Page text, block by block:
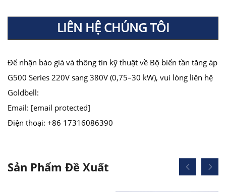
LIÊN HỆ CHÚNG TÔI
Để nhận báo giá và thông tin kỹ thuật về Bộ biến tần tăng áp
G500 Series 220V sang 380V (0,75–30 kW), vui lòng liên hệ
Goldbell:
Email: [email protected]
Điện thoại: +86 17316086390
Sản Phẩm Đề Xuất